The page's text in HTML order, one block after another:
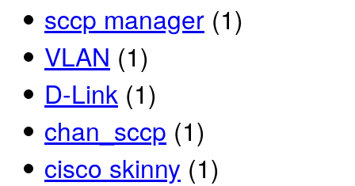
sccp manager (1)
VLAN (1)
D-Link (1)
chan_sccp (1)
cisco skinny (1)